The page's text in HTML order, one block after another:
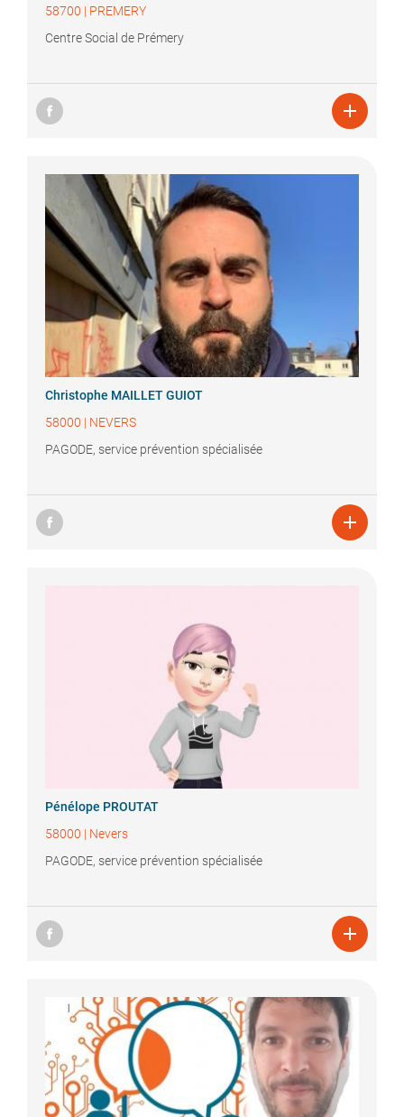
58700 | PREMERY
Centre Social de Prémery

Christophe MAILLET GUIOT
58000 | NEVERS
PAGODE, service prévention spécialisée

Pénélope PROUTAT
58000 | Nevers
PAGODE, service prévention spécialisée
